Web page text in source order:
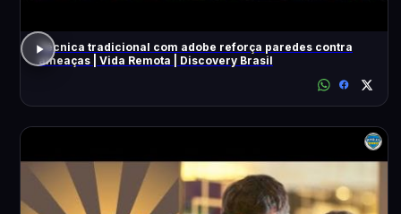
Técnica tradicional com adobe reforça paredes contra
ameaças | Vida Remota | Discovery Brasil